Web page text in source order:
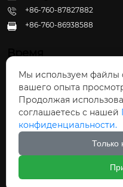
+86-760-87827882
 +86-760-86938588
Время
Пн - Пт: 09:30 - 22:00
Сб - Вс: 10:00 - 22:30
Авторское
Кухонные
Мы используем файлы
вашего опыта
Продолжая
соглашаетесь с нашей
конфиденциальности.
Только